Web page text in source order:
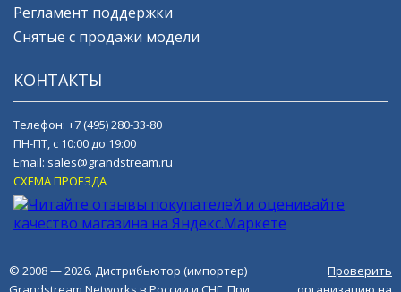
Регламент поддержки
Снятые с продажи модели
КОНТАКТЫ
Телефон: +7 (495) 280-33-80
ПН-ПТ, с 10:00 до 19:00
Email: sales@grandstream.ru
СХЕМА ПРОЕЗДА
© 2008 — 2026. Дистрибьютор (импортер)
Проверить